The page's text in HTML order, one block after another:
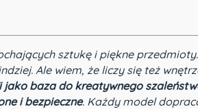
sztukę i piękne
Ale wiem, że liczy się też
jako baza do kreatywnego
i bezpieczne. Każdy model